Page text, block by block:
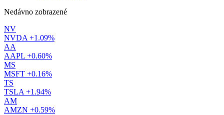
Nedávno zobrazené
NV
NVDA +1.09%
AA
AAPL +0.60%
MS
MSFT +0.16%
TS
TSLA +1.94%
AM
AMZN +0.59%